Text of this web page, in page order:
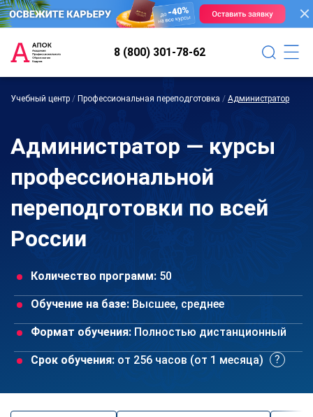
8 (800) 301-78-62
Учебный центр / Профессиональная переподготовка / Администратор
Администратор — курсы
профессиональной
переподготовки по всей
России
Количество программ: 50
Обучение на базе: Высшее, среднее
Формат обучения: Полностью дистанционный
Срок обучения: от 256 часов (от 1 месяца)